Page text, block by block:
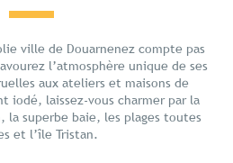
ville de Douarnenez compte pas
l’atmosphère unique de ses
aux ateliers et maisons de
iodé, laissez-vous charmer par la
la superbe baie, les plages toutes
et l’île Tristan.